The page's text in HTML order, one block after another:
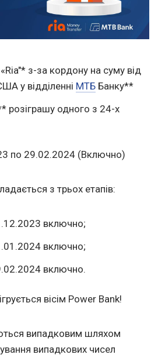
з-за кордону на суму від
у відділенні МТБ Банку**
розіграшу одного з 24-х
по 29.02.2024 (Включно)
з трьох етапів:
включно;
включно;
включно.
вісім Power Вank!
випадковим шляхом
випадкових чисел